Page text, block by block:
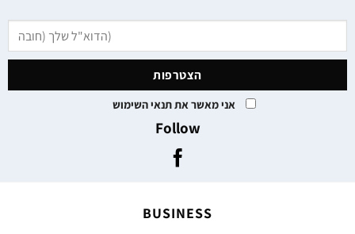
אני מאשר את תנאי השימוש
Follow
BUSINESS